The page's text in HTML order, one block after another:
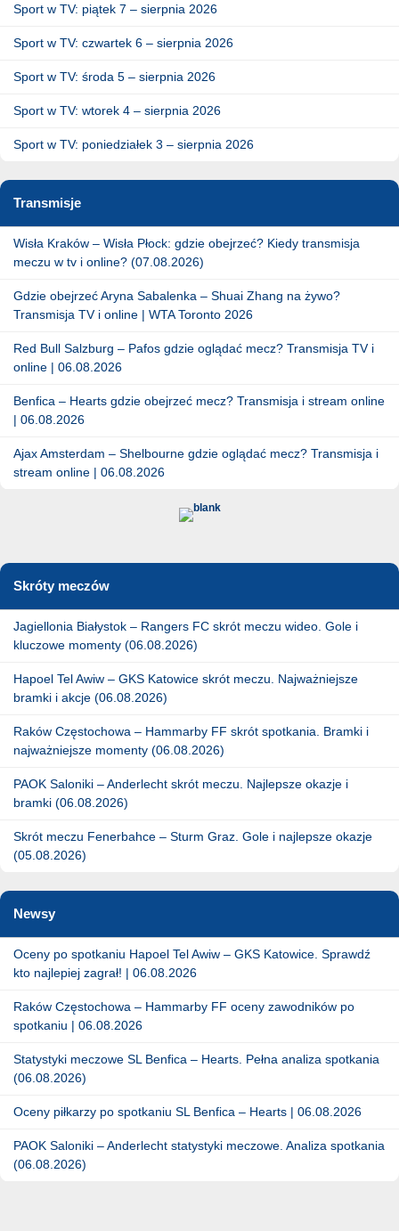
Sport w TV: piątek 7 – sierpnia 2026
Sport w TV: czwartek 6 – sierpnia 2026
Sport w TV: środa 5 – sierpnia 2026
Sport w TV: wtorek 4 – sierpnia 2026
Sport w TV: poniedziałek 3 – sierpnia 2026
Transmisje
Wisła Kraków – Wisła Płock: gdzie obejrzeć? Kiedy transmisja
meczu w tv i online? (07.08.2026)
Gdzie obejrzeć Aryna Sabalenka – Shuai Zhang na żywo?
Transmisja TV i online | WTA Toronto 2026
Red Bull Salzburg – Pafos gdzie oglądać mecz? Transmisja TV i
online | 06.08.2026
Benfica – Hearts gdzie obejrzeć mecz? Transmisja i stream online
| 06.08.2026
Ajax Amsterdam – Shelbourne gdzie oglądać mecz? Transmisja i
stream online | 06.08.2026
Skróty meczów
Jagiellonia Białystok – Rangers FC skrót meczu wideo. Gole i
kluczowe momenty (06.08.2026)
Hapoel Tel Awiw – GKS Katowice skrót meczu. Najważniejsze
bramki i akcje (06.08.2026)
Raków Częstochowa – Hammarby FF skrót spotkania. Bramki i
najważniejsze momenty (06.08.2026)
PAOK Saloniki – Anderlecht skrót meczu. Najlepsze okazje i
bramki (06.08.2026)
Skrót meczu Fenerbahce – Sturm Graz. Gole i najlepsze okazje
(05.08.2026)
Newsy
Oceny po spotkaniu Hapoel Tel Awiw – GKS Katowice. Sprawdź
kto najlepiej zagrał! | 06.08.2026
Raków Częstochowa – Hammarby FF oceny zawodników po
spotkaniu | 06.08.2026
Statystyki meczowe SL Benfica – Hearts. Pełna analiza spotkania
(06.08.2026)
Oceny piłkarzy po spotkaniu SL Benfica – Hearts | 06.08.2026
PAOK Saloniki – Anderlecht statystyki meczowe. Analiza spotkania
(06.08.2026)